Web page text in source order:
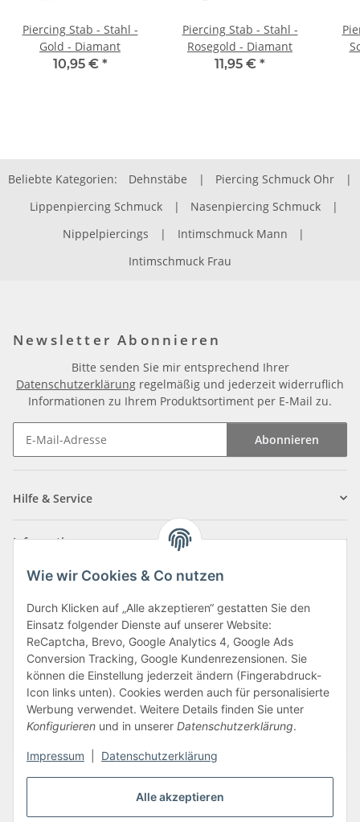
Alle akzeptieren
Wie wir Cookies & Co nutzen
Durch Klicken auf „Alle akzeptieren“ gestatten Sie den
Einsatz folgender Dienste auf unserer Website:
ReCaptcha, Brevo, Google Analytics 4, Google Ads
Conversion Tracking, Google Kundenrezensionen. Sie
können die Einstellung jederzeit ändern (Fingerabdruck-
Icon links unten). Cookies werden auch für personalisierte
Werbung verwendet. Weitere Details finden Sie unter
Konfigurieren und in unserer Datenschutzerklärung.
Impressum Datenschutzerklärung
Piercing Stab - Stahl -
Gold - Diamant
10,95 € *
Piercing Stab - Stahl -
Rosegold - Diamant
11,95 € *
Beliebte Kategorien: Dehnstäbe | Piercing Schmuck Ohr
|
Lippenpiercing Schmuck
| Nasenpiercing Schmuck
|
Nippelpiercings
| Intimschmuck Mann
|
Intimschmuck Frau
Newsletter Abonnieren
Bitte senden Sie mir entsprechend Ihrer
Datenschutzerklärung regelmäßig und jederzeit widerruflich
Informationen zu Ihrem Produktsortiment per E-Mail zu.
Abonnieren
Hilfe & Service
Informationen
Zahlungsarten
Vertrag widerrufen